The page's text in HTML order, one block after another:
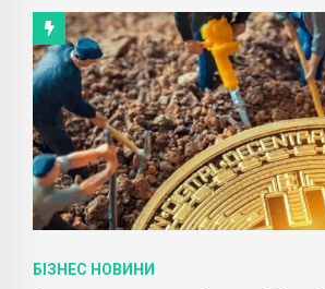
БІЗНЕС НОВИНИ